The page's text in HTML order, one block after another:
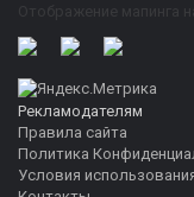
Рекламодателям
Правила сайта
Политика
Условия